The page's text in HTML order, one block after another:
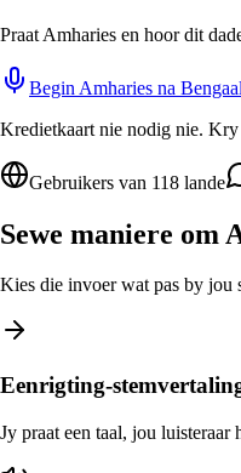
Praat Amharies en hoor dit
Begin Amharies na
Kredietkaart nie nodig nie. Kry
Gebruikers van 118 lande
Sewe maniere om
Kies die invoer wat pas by jou
Eenrigting-
Jy praat een taal, jou luisteraar